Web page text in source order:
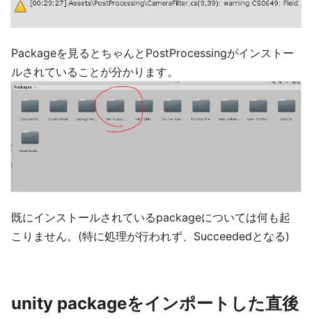
Packageを見るとちゃんとPostProcessingがインストー
ルされていることが分かります。
既にインストールされているpackageについては何も起
こりません。(特に処理が行われず、Succeededとなる)
unity packageをインポートした直後